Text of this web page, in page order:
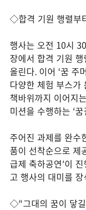
◇합격 기원 행렬부
행사는 오전 10시 30
장에서 합격 기원
올린다. 이어 ‘꿈 주
다양한 체험 부스가
책바위까지 이어지
미션을 수행하는 ‘
주어진 과제를 완수
품이 선착순으로 제
급제 축하공연’이
고 행사의 대미를
◇“그대의 꿈이 닿길